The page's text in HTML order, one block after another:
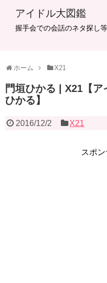
アイドル大図鑑
握手会での会話のネタ探し
ホーム X21
門垣ひかる | X21【
ひかる】
2016/12/2 X21
スポ